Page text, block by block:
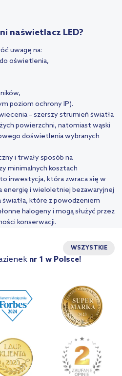
naświetlacz LED?
uwagę na:
oświetlenia,
poziom ochrony IP).
– szerszy strumień światła
powierzchni, natomiast wąski
doświetlenia wybranych
i trwały sposób na
minimalnych kosztach
inwestycja, która zwraca się w
energię i wieloletniej bezawaryjnej
światła, które z powodzeniem
halogeny i mogą służyć przez
konserwacji.
WSZYSTKIE
nr 1 w Polsce!